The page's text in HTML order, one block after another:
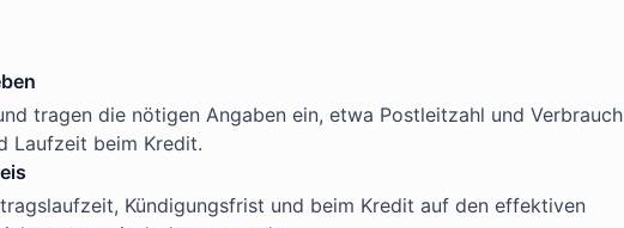
tragen die nötigen Angaben ein, etwa Postleitzahl und Verbrauch
Laufzeit beim Kredit.
Kündigungsfrist und beim Kredit auf den effektiven